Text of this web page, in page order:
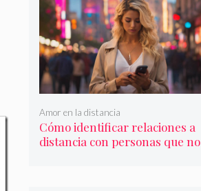
Cómo identificar relaciones a
distancia con personas que no
Amor en la distancia